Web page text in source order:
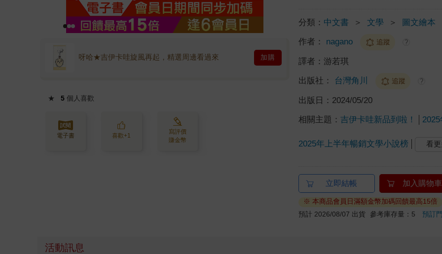
呀哈★吉伊卡哇旋風再起，精選周邊看過來 加購
★ 5 個人喜歡
電子書 喜歡+1
寫評價
賺金幣
分類： 中文書 ＞ 文學 ＞ 圖文繪本
作者： nagano 追蹤 ?
譯者： 游若琪
出版社： 台灣角川 追蹤 ?
出版日： 2024/05/20
相關主題：吉伊卡哇新品到啦！
2025年上半年暢銷文學小說榜 看
立即結帳 加入購物車
※ 本商品會員日滿額金幣加碼回饋最高15倍
預計 2026/08/07 出貨 參考庫存量：5預訂
活動訊息